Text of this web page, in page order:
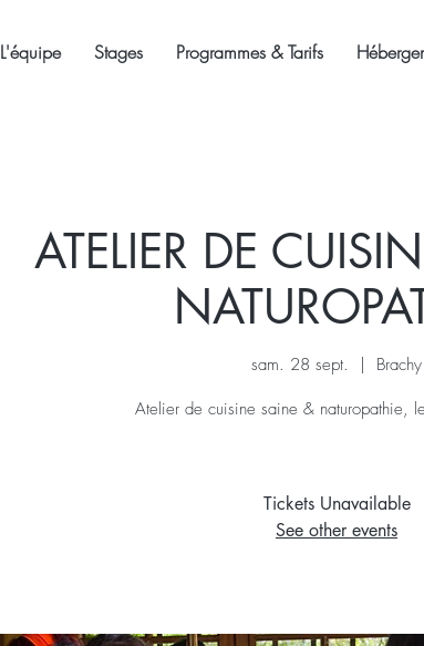
L'équipe Stages Programmes & Tarifs
ATELIER DE
sam. 28 sept.
  |
Brachy
Atelier de cuisine saine & naturopathie,
Tickets Unavailable
See other events